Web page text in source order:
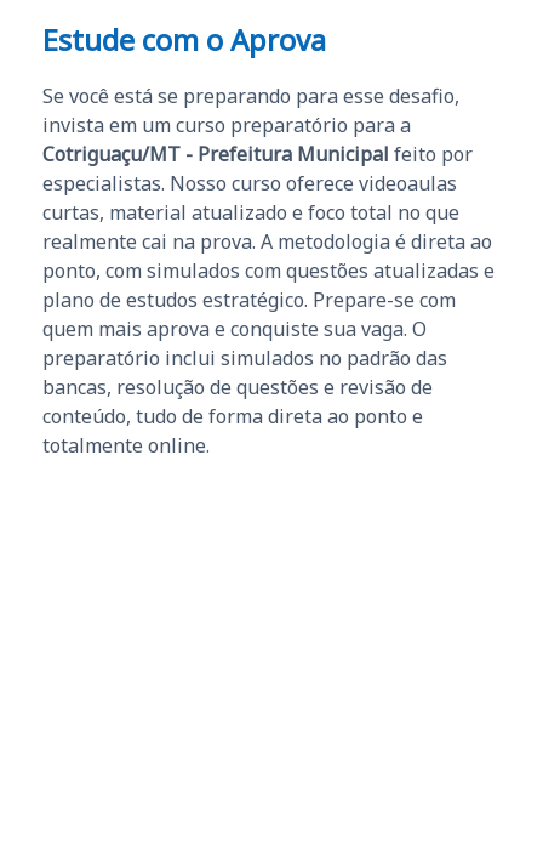
Estude com o Aprova
Se você está se preparando para esse desafio,
invista em um curso preparatório para a
Cotriguaçu/MT - Prefeitura Municipal feito por
especialistas. Nosso curso oferece videoaulas
curtas, material atualizado e foco total no que
realmente cai na prova. A metodologia é direta ao
ponto, com simulados com questões atualizadas e
plano de estudos estratégico. Prepare-se com
quem mais aprova e conquiste sua vaga. O
preparatório inclui simulados no padrão das
bancas, resolução de questões e revisão de
conteúdo, tudo de forma direta ao ponto e
totalmente online.